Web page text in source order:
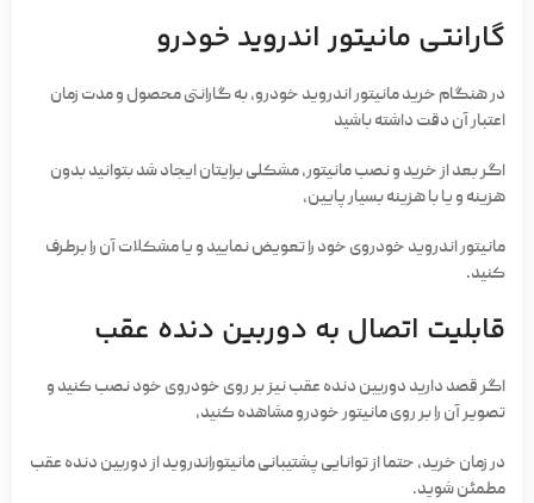
گارانتی مانیتور اندروید خودرو
در هنگام خرید مانیتور اندروید خودرو، به گارانتی محصول و مدت زمان
اعتبار آن دقت داشته باشید
اگر بعد از خرید و نصب مانیتور، مشکلی برایتان ایجاد شد بتوانید بدون
هزینه و یا با هزینه بسیار پایین،
مانیتور اندروید خودروی خود را تعویض نمایید و یا مشکلات آن را برطرف
کنید.
قابلیت اتصال به دوربین دنده عقب
اگر قصد دارید دوربین دنده عقب نیز بر روی خودروی خود نصب کنید و
تصویر آن را بر روی مانیتور خودرو مشاهده کنید،
در زمان خرید، حتما از توانایی پشتیبانی مانیتوراندروید از دوربین دنده عقب
مطمئن شوید.